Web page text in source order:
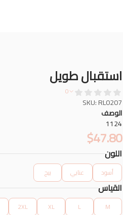
استقبال طويل
0
SKU: RL0207
الوصف
1124
47.80
$
اللون
أسود عنابي بيج
القياس
M
L
XL
2XL